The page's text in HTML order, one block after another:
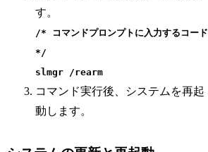
す。
/* コマンドプロンプトに入力するコード
*/
slmgr /rearm
コマンド実行後、システムを再起
動します。